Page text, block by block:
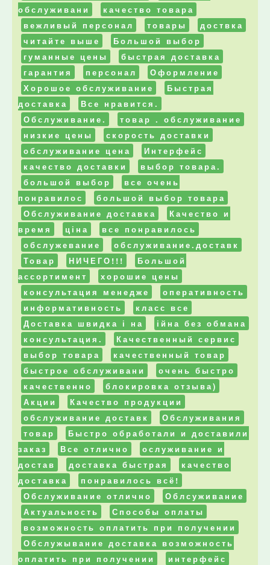
обслуживани
качество товара
вежливый персонал
товары
доствка
читайте выше
Большой выбор
гуманные цены
быстрая доставка
гарантия
персонал
Оформление
Хорошое обслуживание
Быстрая
доставка
Все нравится.
Обслуживание.
товар . обслуживание
низкие цены
скорость доставки
обслуживание цена
Интерфейс
качество доставки
выбор товара.
большой выбор
все очень
понравилос
большой выбор товара
Обслуживание доставка
Качество и
время
ціна
все понравилось
обслужевание
обслуживание.доставк
Товар
НИЧЕГО!!!
Большой
ассортимент
хорошие цены
консультация менедже
оперативность
информативность
класс все
Доставка швидка і на
ійна без обмана
консультация.
Качественный сервис
выбор товара
качественный товар
быстрое обслуживани
очень быстро
качественно
блокировка отзыва)
Акции
Качество продукции
обслуживание доставк
Обслуживания
товар
Быстро обработали и доставили
заказ
Все отлично
ослуживание и
достав
доставка быстрая
качество
доставка
понравилось всё!
Обслуживание отлично
Облсуживание
Актуальность
Способы оплаты
возможность оплатить при получении
Обслужывание доставка возможность
оплатить при получении
интерфейс